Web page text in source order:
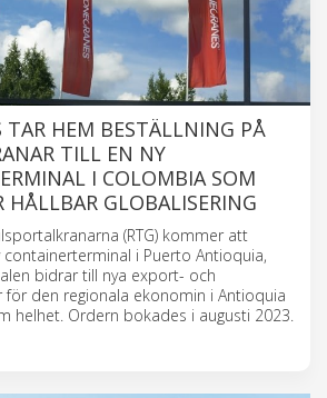
TAR HEM BESTÄLLNING PÅ
TILL EN NY
I COLOMBIA SOM
HÅLLBAR GLOBALISERING
(RTG) kommer att
containerterminal i Puerto Antioquia,
bidrar till nya export- och
den regionala ekonomin i Antioquia
helhet. Ordern bokades i augusti 2023.